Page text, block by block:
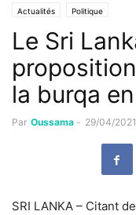
Actualités Politique
Le Sri
la burqa
Par Oussama - 29/04/2021
SRI LANKA – Citant